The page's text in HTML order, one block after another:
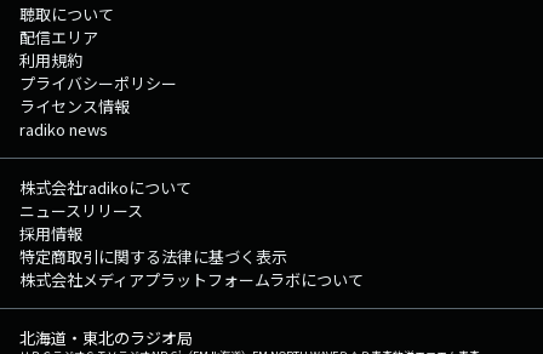
聴取について
配信エリア
利用規約
プライバシーポリシー
ライセンス情報
radiko news
株式会社radikoについて
ニュースリリース
採用情報
特定商取引に関する法律に基づく表示
株式会社メディアプラットフォームラボについて
北海道・東北のラジオ局